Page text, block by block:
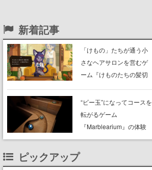
新着記事
「けもの」たちが通う小
さなヘアサロンを営むゲ
ーム『けものたちの髪切
始。悩みを持ったお客様
と会話を交わし“本当に望
んでる髪型”を見つけ出す
“ビー玉”になってコースを
転がるゲーム
『Marblearium』の体験
版がSteamで本日8月7日
ピックアップ